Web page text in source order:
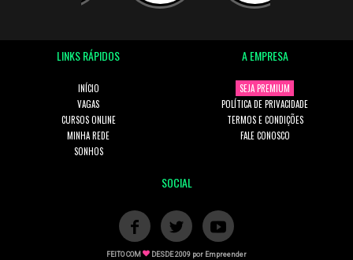
LINKS RÁPIDOS
INÍCIO
VAGAS
CURSOS ONLINE
MINHA REDE
SONHOS
A EMPRESA
SEJA PREMIUM
POLÍTICA DE PRIVACIDADE
TERMOS E CONDIÇÕES
FALE CONOSCO
SOCIAL
FEITO COM DESDE 2009 por Empreender